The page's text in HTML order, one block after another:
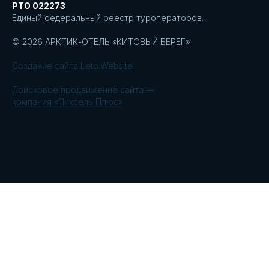
РТО 022273
Единый федеральный реестр туроператоров.
© 2026 АРКТИК-ОТЕЛЬ «КИТОВЫЙ БЕРЕГ»
Создание сайта Leto.Website
Поисковое продвижение сайта —
компания «Пиксель Плюс»